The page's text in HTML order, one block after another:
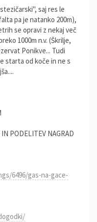
saj res le
pa je natanko 200m),
se opravi z nekaj več
1000m n.v. (Škrilje,
Ponikve... Tudi
starta od koče in ne s
PODELITEV NAGRAD
6496/gas-na-gace-